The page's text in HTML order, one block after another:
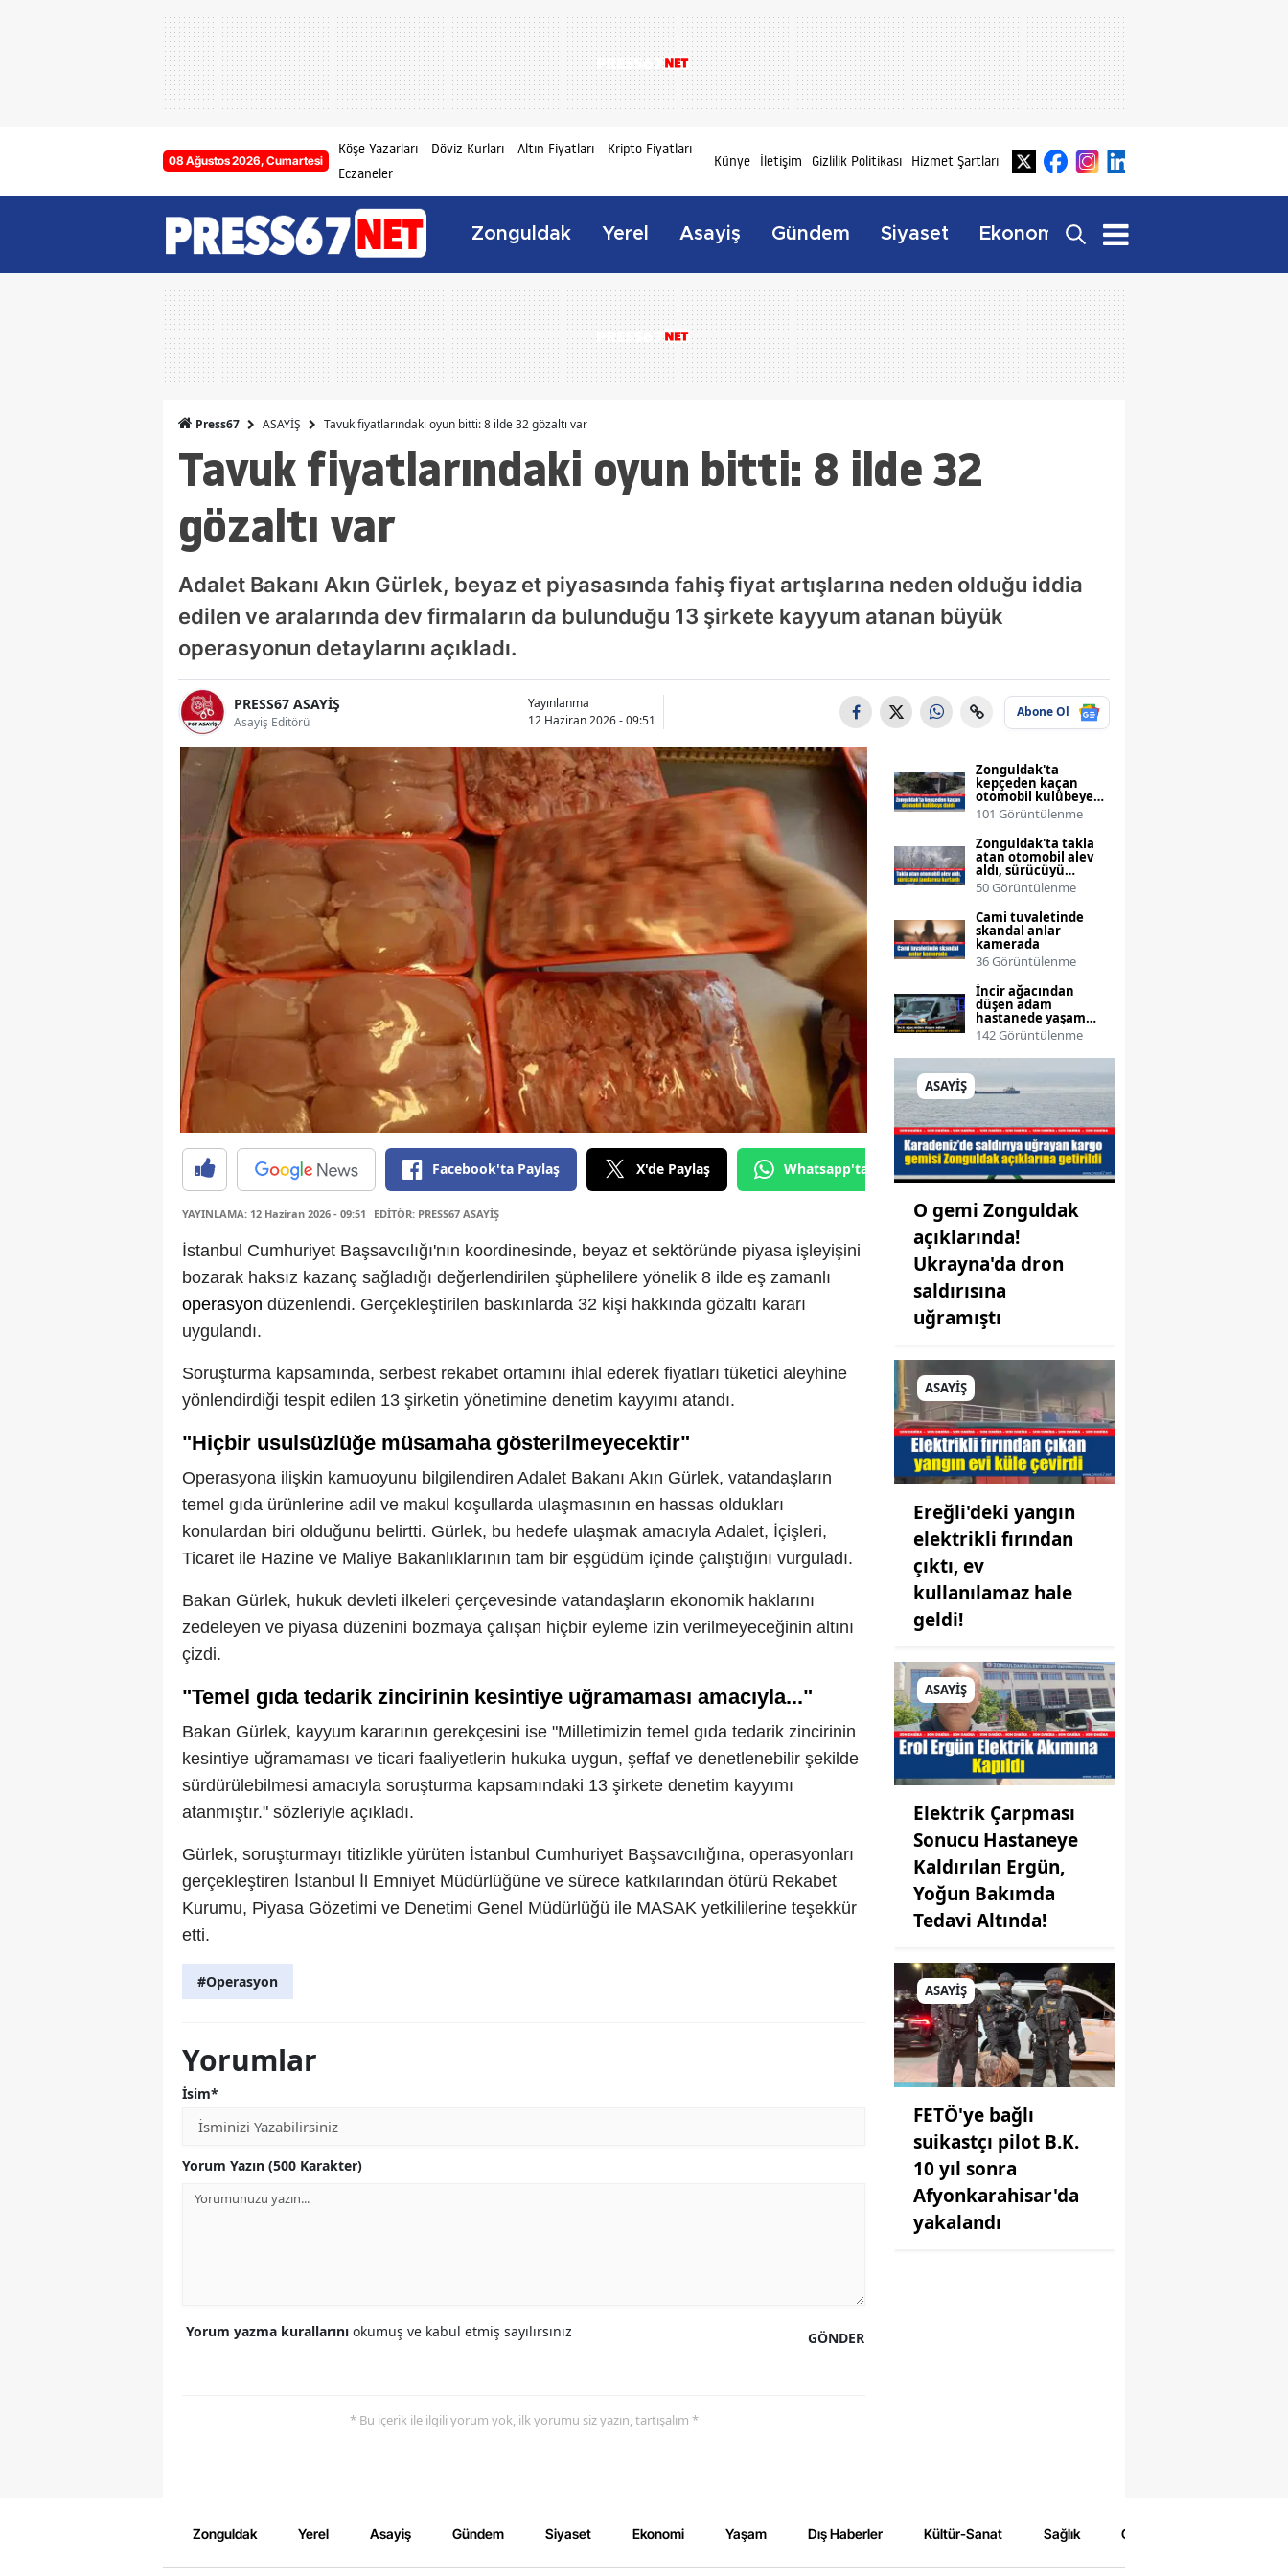
08 Ağustos 2026, Cumartesi
Köşe Yazarları Döviz Kurları Altın Fiyatları
Kripto Fiyatları
Eczaneler
Künye İletişim Gizlilik Politikası Hizmet Şartları
Zonguldak Yerel Asayiş Gündem Siyaset Ekonomi Yaşam
Press67 ASAYİŞ Tavuk fiyatlarındaki oyun bitti: 8 ilde 32 gözaltı var
Tavuk fiyatlarındaki oyun bitti: 8 ilde 32
gözaltı var
Adalet Bakanı Akın Gürlek, beyaz et piyasasında fahiş fiyat artışlarına neden olduğu iddia
edilen ve aralarında dev firmaların da bulunduğu 13 şirkete kayyum atanan büyük
operasyonun detaylarını açıkladı.
PRESS67 ASAYİŞ
Asayiş Editörü
Yayınlanma
12 Haziran 2026 - 09:51
Abone Ol
Facebook'ta Paylaş X'de Paylaş Whatsapp'tan Gönder
YAYINLAMA: 12 Haziran 2026 - 09:51 EDİTÖR: PRESS67 ASAYİŞ
İstanbul Cumhuriyet Başsavcılığı'nın koordinesinde, beyaz et sektöründe piyasa işleyişini
bozarak haksız kazanç sağladığı değerlendirilen şüphelilere yönelik 8 ilde eş zamanlı
operasyon düzenlendi. Gerçekleştirilen baskınlarda 32 kişi hakkında gözaltı kararı
uygulandı.
Soruşturma kapsamında, serbest rekabet ortamını ihlal ederek fiyatları tüketici aleyhine
yönlendirdiği tespit edilen 13 şirketin yönetimine denetim kayyımı atandı.
"Hiçbir usulsüzlüğe müsamaha gösterilmeyecektir"
Operasyona ilişkin kamuoyunu bilgilendiren Adalet Bakanı Akın Gürlek, vatandaşların
temel gıda ürünlerine adil ve makul koşullarda ulaşmasının en hassas oldukları
konulardan biri olduğunu belirtti. Gürlek, bu hedefe ulaşmak amacıyla Adalet, İçişleri,
Ticaret ile Hazine ve Maliye Bakanlıklarının tam bir eşgüdüm içinde çalıştığını vurguladı.
Bakan Gürlek, hukuk devleti ilkeleri çerçevesinde vatandaşların ekonomik haklarını
zedeleyen ve piyasa düzenini bozmaya çalışan hiçbir eyleme izin verilmeyeceğinin altını
çizdi.
"Temel gıda tedarik zincirinin kesintiye uğramaması amacıyla..."
Bakan Gürlek, kayyum kararının gerekçesini ise "Milletimizin temel gıda tedarik zincirinin
kesintiye uğramaması ve ticari faaliyetlerin hukuka uygun, şeffaf ve denetlenebilir şekilde
sürdürülebilmesi amacıyla soruşturma kapsamındaki 13 şirkete denetim kayyımı
atanmıştır." sözleriyle açıkladı.
Gürlek, soruşturmayı titizlikle yürüten İstanbul Cumhuriyet Başsavcılığına, operasyonları
gerçekleştiren İstanbul İl Emniyet Müdürlüğüne ve sürece katkılarından ötürü Rekabet
Kurumu, Piyasa Gözetimi ve Denetimi Genel Müdürlüğü ile MASAK yetkililerine teşekkür
etti.
#Operasyon
Yorumlar
İsim*
Yorum Yazın (500 Karakter)
GÖNDER
Yorum yazma kurallarını okumuş ve kabul etmiş sayılırsınız
* Bu içerik ile ilgili yorum yok, ilk yorumu siz yazın, tartışalım *
Zonguldak'ta
kepçeden kaçan
otomobil kulübeye
daldı
101 Görüntülenme
Zonguldak'ta takla
atan otomobil alev
aldı, sürücüyü
jandarma kurtardı
50 Görüntülenme
Cami tuvaletinde
skandal anlar
kamerada
36 Görüntülenme
İncir ağacından
düşen adam
hastanede yaşam
mücadelesi veriyor
142 Görüntülenme
ASAYİŞ
O gemi Zonguldak
açıklarında!
Ukrayna'da dron
saldırısına
uğramıştı
ASAYİŞ
Ereğli'deki yangın
elektrikli fırından
çıktı, ev
kullanılamaz hale
geldi!
ASAYİŞ
Elektrik Çarpması
Sonucu Hastaneye
Kaldırılan Ergün,
Yoğun Bakımda
Tedavi Altında!
ASAYİŞ
FETÖ'ye bağlı
suikastçı pilot B.K.
10 yıl sonra
Afyonkarahisar'da
yakalandı
Zonguldak Yerel Asayiş Gündem Siyaset Ekonomi Yaşam Dış Haberler Kültür-Sanat Sağlık Çevre